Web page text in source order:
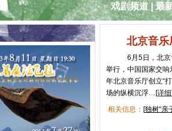
戏剧频道 |最
北京音乐
6月5日，北京音
举行，中国国家交
年北京音乐厅创立“
场的纵横沉浮…[详细
相关信息： [独树“亲